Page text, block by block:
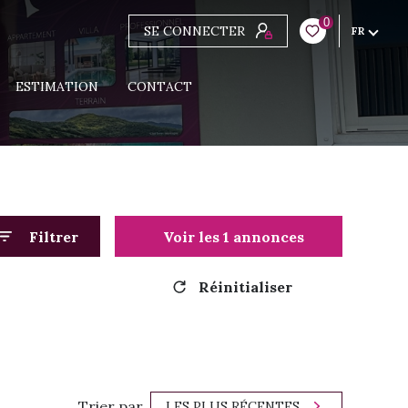
SE CONNECTER
0
FR
ESTIMATION CONTACT
Filtrer Voir les 1 annonces
Réinitialiser